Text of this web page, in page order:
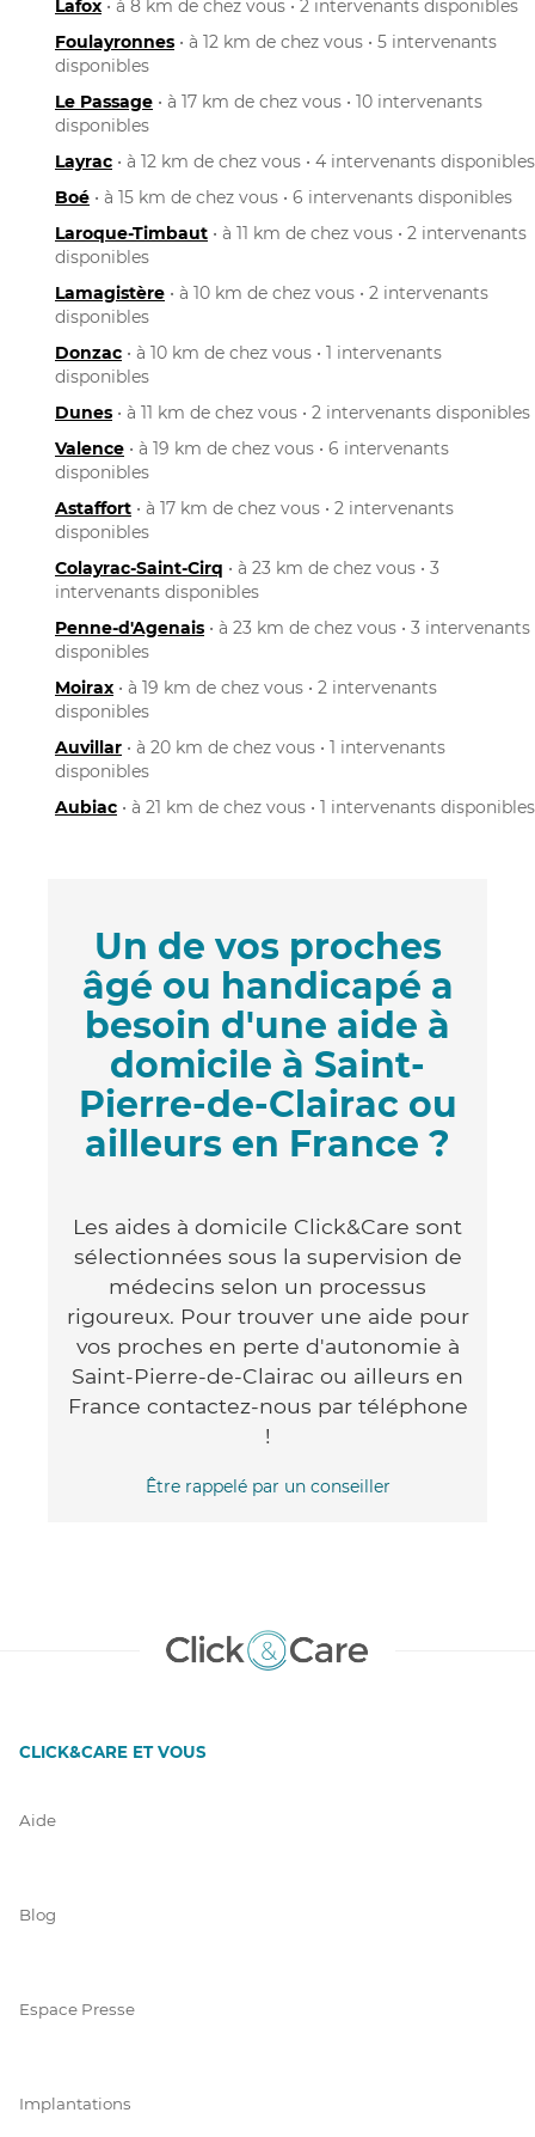
Lafox • à 8 km de chez vous • 2 intervenants disponibles
Foulayronnes • à 12 km de chez vous • 5 intervenants
disponibles
Le Passage • à 17 km de chez vous • 10 intervenants
disponibles
Layrac • à 12 km de chez vous • 4 intervenants disponibles
Boé • à 15 km de chez vous • 6 intervenants disponibles
Laroque-Timbaut • à 11 km de chez vous • 2 intervenants
disponibles
Lamagistère • à 10 km de chez vous • 2 intervenants
disponibles
Donzac • à 10 km de chez vous • 1 intervenants
disponibles
Dunes • à 11 km de chez vous • 2 intervenants disponibles
Valence • à 19 km de chez vous • 6 intervenants
disponibles
Astaffort • à 17 km de chez vous • 2 intervenants
disponibles
Colayrac-Saint-Cirq • à 23 km de chez vous • 3
intervenants disponibles
Penne-d'Agenais • à 23 km de chez vous • 3 intervenants
disponibles
Moirax • à 19 km de chez vous • 2 intervenants
disponibles
Auvillar • à 20 km de chez vous • 1 intervenants
disponibles
Aubiac • à 21 km de chez vous • 1 intervenants disponibles
Un de vos proches
âgé ou handicapé a
besoin d'une aide à
domicile à Saint-
Pierre-de-Clairac ou
ailleurs en France ?
Les aides à domicile Click&Care sont
sélectionnées sous la supervision de
médecins selon un processus
rigoureux. Pour trouver une aide pour
vos proches en perte d'autonomie à
Saint-Pierre-de-Clairac ou ailleurs en
France contactez-nous par téléphone
!
Être rappelé par un conseiller
CLICK&CARE ET VOUS
Aide
Blog
Espace Presse
Implantations